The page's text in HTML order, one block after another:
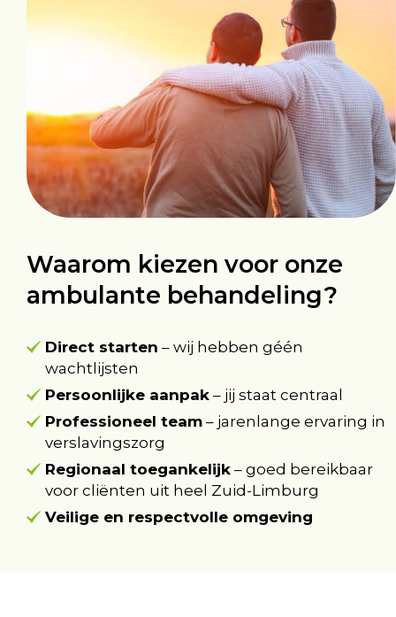
Waarom kiezen voor onze
ambulante behandeling?
Direct starten – wij hebben géén
wachtlijsten
Persoonlijke aanpak – jij staat centraal
Professioneel team – jarenlange ervaring in
verslavingszorg
Regionaal toegankelijk – goed bereikbaar
voor cliënten uit heel Zuid-Limburg
Veilige en respectvolle omgeving